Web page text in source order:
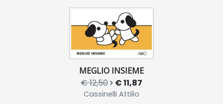
MEGLIO INSIEME
€ 12,50 € 11,87
Cassinelli Attilio